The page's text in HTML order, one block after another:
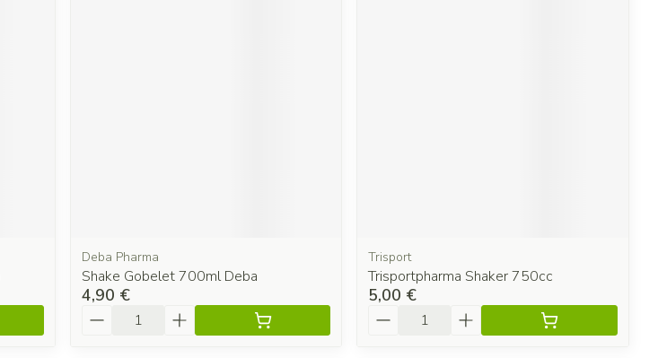
Deba Pharma
Shake Gobelet 700ml Deba
4,90 €
Quantité
Trisport
Trisportpharma Shaker 750cc
5,00 €
Quantité